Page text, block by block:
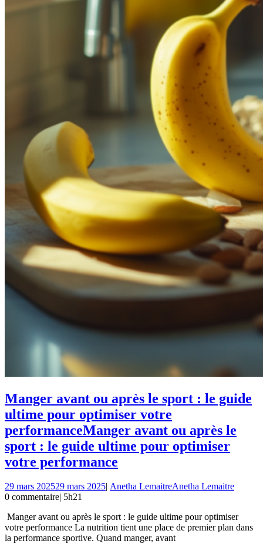
Manger avant ou après le sport : le guide
ultime pour optimiser votre
performanceManger avant ou après le
sport : le guide ultime pour optimiser
votre performance
29 mars 202529 mars 2025 Anetha LemaitreAnetha Lemaitre
0 commentaire 5h21
Manger avant ou après le sport : le guide ultime pour optimiser
votre performance La nutrition tient une place de premier plan dans
la performance sportive. Quand manger, avant